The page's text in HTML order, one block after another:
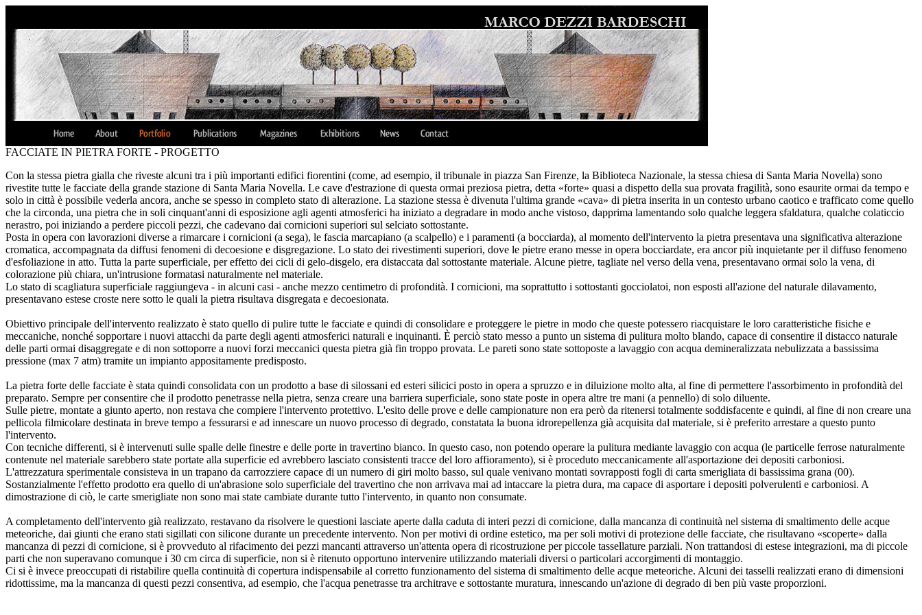
FACCIATE IN PIETRA FORTE - PROGETTO
Con la stessa pietra gialla che riveste alcuni tra i più importanti edifici fiorentini (come, ad esempio, il tribunale in piazza San Firenze, la Biblioteca Nazionale, la stessa chiesa di Santa Maria Novella) sono
rivestite tutte le facciate della grande stazione di Santa Maria Novella. Le cave d'estrazione di questa ormai preziosa pietra, detta «forte» quasi a dispetto della sua provata fragilità, sono esaurite ormai da tempo e
solo in città è possibile vederla ancora, anche se spesso in completo stato di alterazione. La stazione stessa è divenuta l'ultima grande «cava» di pietra inserita in un contesto urbano caotico e trafficato come quello
che la circonda, una pietra che in soli cinquant'anni di esposizione agli agenti atmosferici ha iniziato a degradare in modo anche vistoso, dapprima lamentando solo qualche leggera sfaldatura, qualche colaticcio
nerastro, poi iniziando a perdere piccoli pezzi, che cadevano dai cornicioni superiori sul selciato sottostante.
Posta in opera con lavorazioni diverse a rimarcare i cornicioni (a sega), le fascia marcapiano (a scalpello) e i paramenti (a bocciarda), al momento dell'intervento la pietra presentava una significativa alterazione
cromatica, accompagnata da diffusi fenomeni di decoesione e disgregazione. Lo stato dei rivestimenti superiori, dove le pietre erano messe in opera bocciardate, era ancor più inquietante per il diffuso fenomeno
d'esfoliazione in atto. Tutta la parte superficiale, per effetto dei cicli di gelo-disgelo, era distaccata dal sottostante materiale. Alcune pietre, tagliate nel verso della vena, presentavano ormai solo la vena, di
colorazione più chiara, un'intrusione formatasi naturalmente nel materiale.
Lo stato di scagliatura superficiale raggiungeva - in alcuni casi - anche mezzo centimetro di profondità. I cornicioni, ma soprattutto i sottostanti gocciolatoi, non esposti all'azione del naturale dilavamento,
presentavano estese croste nere sotto le quali la pietra risultava disgregata e decoesionata.
Obiettivo principale dell'intervento realizzato è stato quello di pulire tutte le facciate e quindi di consolidare e proteggere le pietre in modo che queste potessero riacquistare le loro caratteristiche fisiche e
meccaniche, nonché sopportare i nuovi attacchi da parte degli agenti atmosferici naturali e inquinanti. È perciò stato messo a punto un sistema di pulitura molto blando, capace di consentire il distacco naturale
delle parti ormai disaggregate e di non sottoporre a nuovi forzi meccanici questa pietra già fin troppo provata. Le pareti sono state sottoposte a lavaggio con acqua demineralizzata nebulizzata a bassissima
pressione (max 7 atm) tramite un impianto appositamente predisposto.
La pietra forte delle facciate è stata quindi consolidata con un prodotto a base di silossani ed esteri silicici posto in opera a spruzzo e in diluizione molto alta, al fine di permettere l'assorbimento in profondità del
preparato. Sempre per consentire che il prodotto penetrasse nella pietra, senza creare una barriera superficiale, sono state poste in opera altre tre mani (a pennello) di solo diluente.
Sulle pietre, montate a giunto aperto, non restava che compiere l'intervento protettivo. L'esito delle prove e delle campionature non era però da ritenersi totalmente soddisfacente e quindi, al fine di non creare una
pellicola filmicolare destinata in breve tempo a fessurarsi e ad innescare un nuovo processo di degrado, constatata la buona idrorepellenza già acquisita dal materiale, si è preferito arrestare a questo punto
l'intervento.
Con tecniche differenti, si è intervenuti sulle spalle delle finestre e delle porte in travertino bianco. In questo caso, non potendo operare la pulitura mediante lavaggio con acqua (le particelle ferrose naturalmente
contenute nel materiale sarebbero state portate alla superficie ed avrebbero lasciato consistenti tracce del loro affioramento), si è proceduto meccanicamente all'asportazione dei depositi carboniosi.
L'attrezzatura sperimentale consisteva in un trapano da carrozziere capace di un numero di giri molto basso, sul quale venivano montati sovrapposti fogli di carta smerigliata di bassissima grana (00).
Sostanzialmente l'effetto prodotto era quello di un'abrasione solo superficiale del travertino che non arrivava mai ad intaccare la pietra dura, ma capace di asportare i depositi polverulenti e carboniosi. A
dimostrazione di ciò, le carte smerigliate non sono mai state cambiate durante tutto l'intervento, in quanto non consumate.
A completamento dell'intervento già realizzato, restavano da risolvere le questioni lasciate aperte dalla caduta di interi pezzi di cornicione, dalla mancanza di continuità nel sistema di smaltimento delle acque
meteoriche, dai giunti che erano stati sigillati con silicone durante un precedente intervento. Non per motivi di ordine estetico, ma per soli motivi di protezione delle facciate, che risultavano «scoperte» dalla
mancanza di pezzi di cornicione, si è provveduto al rifacimento dei pezzi mancanti attraverso un'attenta opera di ricostruzione per piccole tassellature parziali. Non trattandosi di estese integrazioni, ma di piccole
parti che non superavano comunque i 30 cm circa di superficie, non si è ritenuto opportuno intervenire utilizzando materiali diversi o particolari accorgimenti di montaggio.
Ci si è invece preoccupati di ristabilire quella continuità di copertura indispensabile al corretto funzionamento del sistema di smaltimento delle acque meteoriche. Alcuni dei tasselli realizzati erano di dimensioni
ridottissime, ma la mancanza di questi pezzi consentiva, ad esempio, che l'acqua penetrasse tra architrave e sottostante muratura, innescando un'azione di degrado di ben più vaste proporzioni.